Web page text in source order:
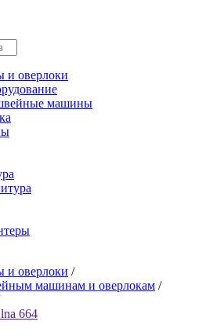
оверлоки
машины
оверлоки /
машинам и оверлокам /
664